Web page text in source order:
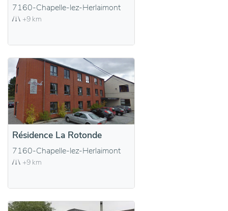
7160-Chapelle-lez-Herlaimont
+9 km
Résidence La Rotonde
7160-Chapelle-lez-Herlaimont
+9 km